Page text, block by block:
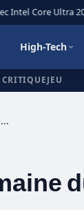
Core Ultra
High-Tech
CRITIQUEJEU
Netflix : sorties de la semaine du 13 au 19 septembre